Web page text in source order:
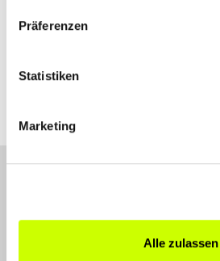
Präferenzen
Statistiken
Marketing
Alle zulassen
Spiegelstraße 13
www.donutdreams.de